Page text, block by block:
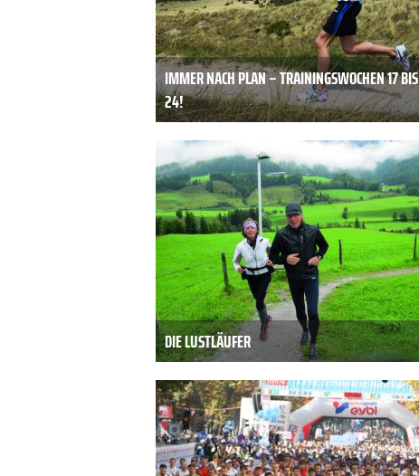
IMMER NACH PLAN – TRAININGSWOCHEN 17 BIS
24!
DIE LUSTLÄUFER